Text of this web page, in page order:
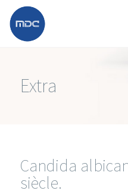
Extra
Candida
siècle.